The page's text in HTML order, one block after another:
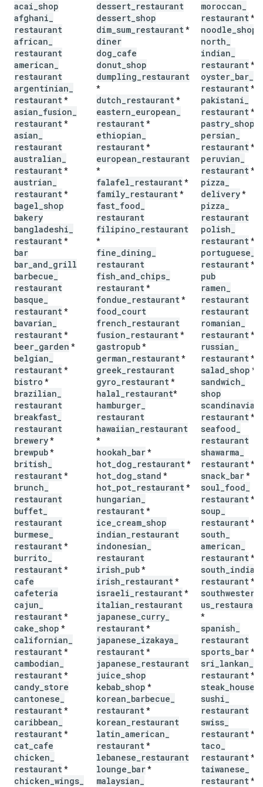
acai shop
afghani
restaurant
african
restaurant
american
restaurant
argentinian
restaurant*
asian fusion
restaurant*
asian
restaurant
australian
restaurant*
austrian
restaurant*
bagel shop
bakery
bangladeshi
restaurant*
bar
bar and grill
barbecue
restaurant
basque
restaurant*
bavarian
restaurant*
beer garden *
belgian
restaurant*
bistro *
brazilian
restaurant
breakfast
restaurant
brewery*
brewpub*
british
restaurant*
brunch
restaurant
buffet
restaurant
burmese
restaurant*
burrito
restaurant*
cafe
cafeteria
cajun
restaurant*
cake shop *
californian
restaurant*
cambodian
restaurant*
candy store
cantonese
restaurant*
caribbean
restaurant*
cat cafe
chicken
restaurant*
chicken wings
dessert restaurant
dessert shop
dim sum restaurant*
diner
dog cafe
donut shop
dumpling restaurant
*
dutch restaurant*
eastern european
restaurant*
ethiopian
restaurant*
european restaurant
*
falafel restaurant*
family restaurant*
fast food
restaurant
filipino restaurant
*
fine dining
restaurant
fish and chips
restaurant*
fondue restaurant*
food court
french restaurant
fusion restaurant*
gastropub*
german restaurant*
greek restaurant
gyro restaurant*
halal restaurant*
hamburger
restaurant
hawaiian restaurant
*
hookah bar*
hot dog restaurant*
hot dog stand *
hot pot restaurant*
hungarian
restaurant*
ice cream shop
indian restaurant
indonesian
restaurant
irish pub*
irish restaurant*
israeli restaurant*
italian restaurant
japanese curry
restaurant*
japanese izakaya
restaurant*
japanese restaurant
juice shop
kebab shop *
korean barbecue
restaurant*
korean restaurant
latin american
restaurant*
lebanese restaurant
lounge bar*
malaysian
moroccan
restaurant*
noodle shop
north
indian
restaurant*
oyster bar
restaurant*
pakistani
restaurant*
pastry shop
persian
restaurant*
peruvian
restaurant*
pizza
delivery*
pizza
restaurant
polish
restaurant*
portuguese
restaurant*
pub
ramen
restaurant
restaurant
romanian
restaurant*
russian
restaurant*
salad shop *
sandwich
shop
scandinavian
restaurant*
seafood
restaurant
shawarma
restaurant*
snack bar*
soul food
restaurant*
soup
restaurant*
south
american
restaurant*
south indian
restaurant*
southwestern
us restaurant
*
spanish
restaurant
sports bar*
sri lankan
restaurant*
steak house
sushi
restaurant
swiss
restaurant*
taco
restaurant*
taiwanese
restaurant*